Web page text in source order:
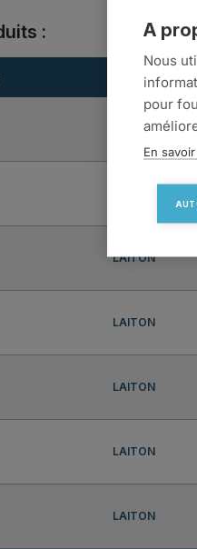
A
Nous
pour
En
:
MATIÈRE
LAITON
LAITON
LAITON
LAITON
LAITON
LAITON